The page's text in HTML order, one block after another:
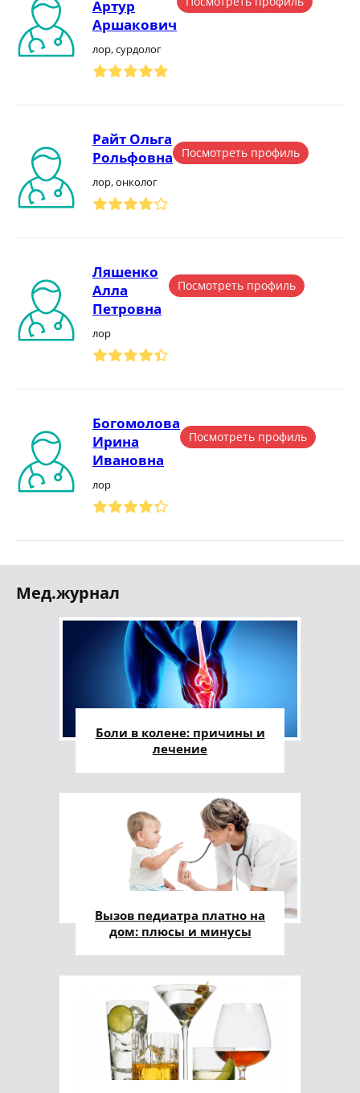
Артур
Аршакович
лор, сурдолог
Райт Ольга
Рольфовна
лор, онколог
Посмотреть профиль
Ляшенко
Алла
Петровна
лор
Посмотреть профиль
Богомолова
Ирина
Ивановна
лор
Посмотреть профиль
Мед.журнал
Боли в колене: причины и
лечение
Вызов педиатра платно на
дом: плюсы и минусы